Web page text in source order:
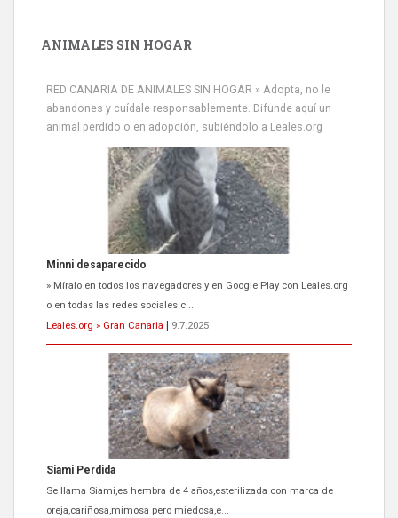
ANIMALES SIN HOGAR
RED CANARIA DE ANIMALES SIN HOGAR » Adopta, no le
abandones y cuídale responsablemente. Difunde aquí un
animal perdido o en adopción, subiéndolo a Leales.org
Minni desaparecido
» Míralo en todos los navegadores y en Google Play con Leales.org
o en todas las redes sociales c...
Leales.org » Gran Canaria
9.7.2025
Siami Perdida
Se llama Siami,es hembra de 4 años,esterilizada con marca de
oreja,cariñosa,mimosa pero miedosa,e...